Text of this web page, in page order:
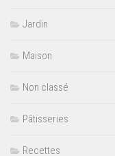
Jardin
Maison
Non classé
Pâtisseries
Recettes